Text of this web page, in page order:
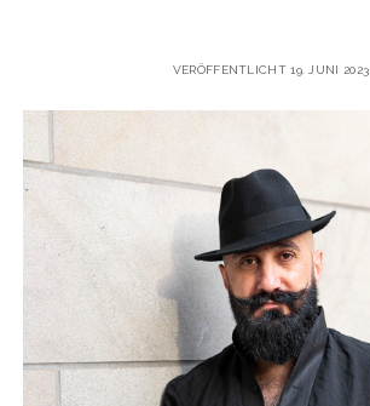
VERÖFFENTLICHT 19. JUNI 2023